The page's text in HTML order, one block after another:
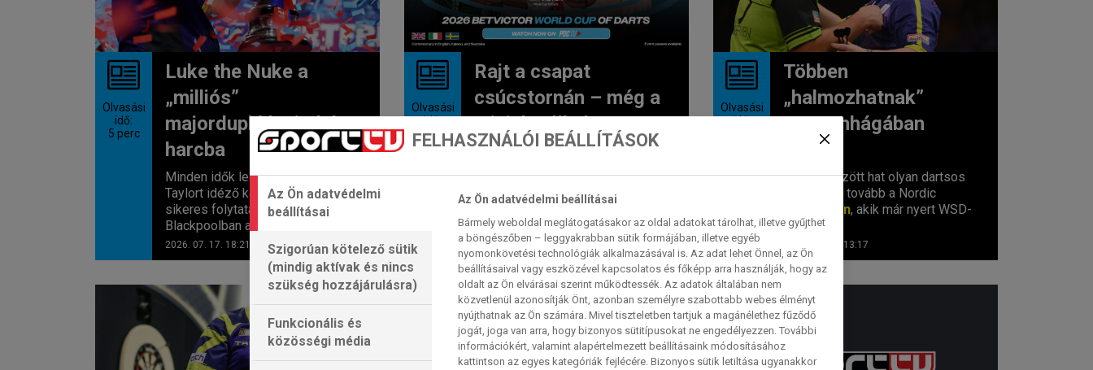
Olvasási
idő:
5 perc
Luke the Nuke a
„milliós”
majordupláért indul
harcba
Minden idők legnagyobbját, Phil
Taylort idéző karrierindulása
sikeres folytatásáért lép színpadra
Blackpoolban a még mindig...
2026. 07. 17. 18:21
Olvasási
idő:
4perc
Rajt a csapat
csúcstornán – még a
mieink nélkül
Csütörtökön kezdődik a 2026-os
darts világkupa, a tulajdonképpeni
északír Josh Rock és...
2026. 06. 11. 10:54
Olvasási
idő:
Többen
„halmozhatnak”
Koppenhágában
A nyolc között hat olyan dartsos
versenyez tovább a Nordic
Mastersen, akik már nyert WSD-
fordulót...
2026. 06. 06. 13:17
GERWYN PRICE
FELHASZNÁLÓI BEÁLLÍTÁSOK
Az Ön adatvédelmi
beállításai
Szigorúan kötelező sütik
(mindig aktívak és nincs
szükség hozzájárulásra)
Funkcionális és
közösségi média
Az Ön adatvédelmi beállításai
Bármely weboldal meglátogatásakor az oldal adatokat tárolhat, illetve gyűjthet
a böngészőben – leggyakrabban sütik formájában, illetve egyéb
nyomonkövetési technológiák alkalmazásával is. Az adat lehet Önnel, az Ön
beállításaival vagy eszközével kapcsolatos és főképp arra használják, hogy az
oldalt az Ön elvárásai szerint működtessék. Az adatok általában nem
közvetlenül azonosítják Önt, azonban személyre szabottabb webes élményt
nyújthatnak az Ön számára. Mivel tiszteletben tartjuk a magánélethez fűződő
jogát, joga van arra, hogy bizonyos sütitípusokat ne engedélyezzen. További
információkért, valamint alapértelmezett beállításaink módosításához
kattintson az egyes kategóriák fejlécére. Bizonyos sütik letiltása ugyanakkor